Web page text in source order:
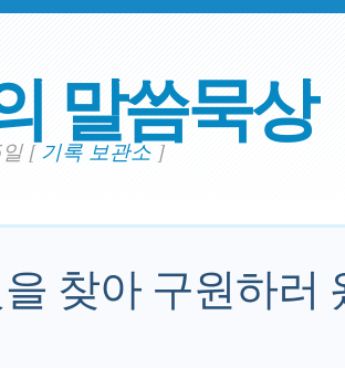
말씀묵상
[기록 보관소]
찾아 구원하러